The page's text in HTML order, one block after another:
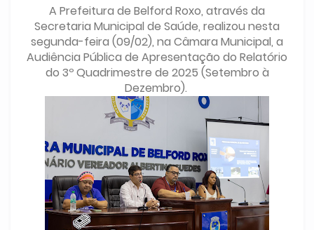
A Prefeitura de Belford Roxo, através da
Secretaria Municipal de Saúde, realizou nesta
segunda-feira (09/02), na Câmara Municipal, a
Audiência Pública de Apresentação do Relatório
do 3º Quadrimestre de 2025 (Setembro à
Dezembro).